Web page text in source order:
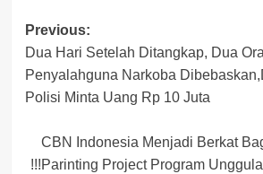
Post
navigation
Previous:
Dua Hari Setelah Ditangkap, Dua
Penyalahguna Narkoba
Polisi Minta Uang Rp 10 Juta
CBN Indonesia Menjadi Berkat
!!!Parinting Project Program